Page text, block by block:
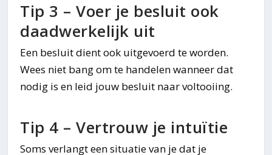
Tip 3 – Voer je besluit ook
daadwerkelijk uit
Een besluit dient ook uitgevoerd te worden.
Wees niet bang om te handelen wanneer dat
nodig is en leid jouw besluit naar voltooiing.
Tip 4 – Vertrouw je intuïtie
Soms verlangt een situatie van je dat je